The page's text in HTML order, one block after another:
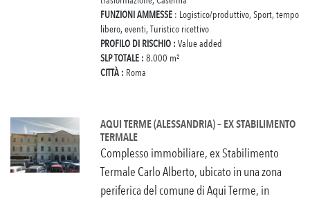
FUNZIONI AMMESSE : Logistico/produttivo, Sport, tempo
libero, eventi, Turistico ricettivo
PROFILO DI RISCHIO : Value added
SLP TOTALE : 8.000 m²
CITTÀ : Roma
AQUI TERME (ALESSANDRIA) – EX STABILIMENTO
TERMALE
Complesso immobiliare, ex Stabilimento
Termale Carlo Alberto, ubicato in una zona
periferica del comune di Aqui Terme, in